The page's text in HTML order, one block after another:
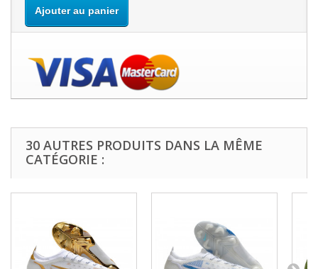
Ajouter au panier
30 AUTRES PRODUITS DANS LA MÊME
CATÉGORIE :